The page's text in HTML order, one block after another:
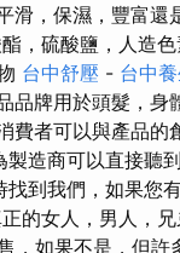
滑，保濕，豐富還
，硫酸鹽，人造
台中舒壓 - 台中
品牌用於頭髮，身
費者可以與產品的
造商可以直接聽
到我們，如果您
的女人，男人，兄
如果不是，但許